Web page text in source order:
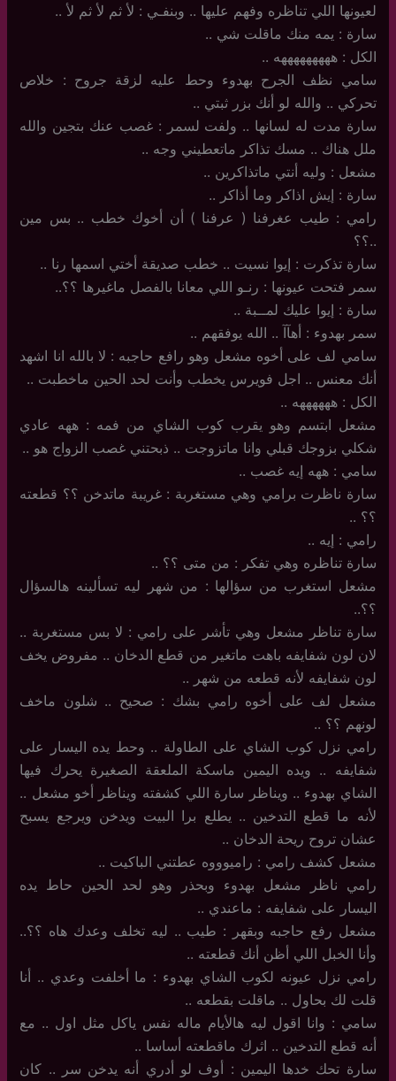
لعيونها اللي تناظره وفهم عليها .. وبنفـي : لأ ثم لأ ثم لأ ..
سارة : يمه منك ماقلت شي ..
الكل : هههههههههه ..
سامي نظف الجرح بهدوء وحط عليه لزقة جروح : خلاص
تحركي .. والله لو أنك بزر ثبتي ..
سارة مدت له لسانها .. ولفت لسمر : غصب عنك بتجين والله
ملل هناك .. مسك تذاكر ماتعطيني وجه ..
مشعل : وليه أنتي ماتذاكرين ..
سارة : إيش اذاكر وما أذاكر ..
رامي : طيب عغرفنا ( عرفنا ) أن أخوك خطب .. بس مين
..؟؟
سارة تذكرت : إيوا نسيت .. خطب صديقة أختي اسمها رنا ..
سمر فتحت عيونها : رنـو اللي معانا بالفصل ماغيرها ؟؟..
سارة : إيوا عليك لمــبة ..
سمر بهدوء : أهآآ .. الله يوفقهم ..
سامي لف على أخوه مشعل وهو رافع حاجبه : لا بالله انا اشهد
أنك معنس .. اجل فويرس يخطب وأنت لحد الحين ماخطبت ..
الكل : ههههههه ..
مشعل ابتسم وهو يقرب كوب الشاي من فمه : ههه عادي
شكلي بزوجك قبلي وانا ماتزوجت .. ذبحتني غصب الزواج هو ..
سامي : ههه إيه غصب ..
سارة ناظرت برامي وهي مستغربة : غريبة ماتدخن ؟؟ قطعته
؟؟ ..
رامي : إيه ..
سارة تناظره وهي تفكر : من متى ؟؟ ..
مشعل استغرب من سؤالها : من شهر ليه تسألينه هالسؤال
؟؟..
سارة تناظر مشعل وهي تأشر على رامي : لا بس مستغربة ..
لان لون شفايفه باهت ماتغير من قطع الدخان .. مفروض يخف
لون شفايفه لأنه قطعه من شهر ..
مشعل لف على أخوه رامي بشك : صحيح .. شلون ماخف
لونهم ؟؟ ..
رامي نزل كوب الشاي على الطاولة .. وحط يده اليسار على
شفايفه .. ويده اليمين ماسكة الملعقة الصغيرة يحرك فيها
الشاي بهدوء .. ويناظر سارة اللي كشفته ويناظر أخو مشعل ..
لأنه ما قطع التدخين .. يطلع برا البيت ويدخن ويرجع يسبح
عشان تروح ريحة الدخان ..
مشعل كشف رامي : راميوووه عطتني الباكيت ..
رامي ناظر مشعل بهدوء وبحذر وهو لحد الحين حاط يده
اليسار على شفايفه : ماعندي ..
مشعل رفع حاجبه وبقهر : طيب .. ليه تخلف وعدك هاه ؟؟..
وأنا الخبل اللي أظن أنك قطعته ..
رامي نزل عيونه لكوب الشاي بهدوء : ما أخلفت وعدي .. أنا
قلت لك بحاول .. ماقلت بقطعه ..
سامي : وانا اقول ليه هالأيام ماله نفس ياكل مثل اول .. مع
أنه قطع التدخين .. اثرك ماقطعته أساسا ..
سارة تحك خدها اليمين : أوف لو أدري أنه يدخن سر .. كان